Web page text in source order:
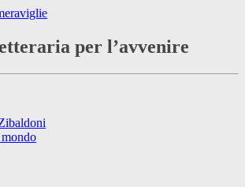
per l’avvenire